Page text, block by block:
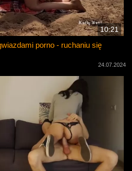
10:21
porno - ruchaniu się
24.07.2024